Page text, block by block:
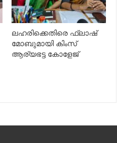
ലഹരിക്കെതിരെ ഫ്ലാഷ്
മോബുമായി കിംസ്
ആര്യഭട്ട കോളേജ്